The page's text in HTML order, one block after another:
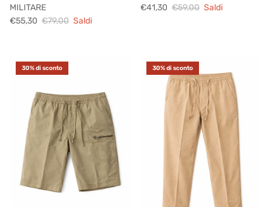
MILITARE
€55,30 €79,00 Saldi
€41,30 €59,00 Saldi
30% di sconto 30% di sconto